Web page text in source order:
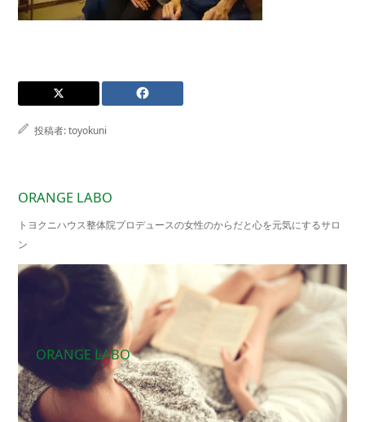
投稿者:toyokuni
ORANGE LABO
トヨクニハウス整体院プロデュースの女性のからだと心を元気にするサロ
ン
ORANGE LABO